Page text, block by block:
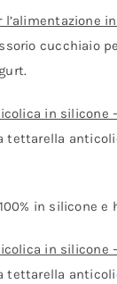
l’alimentazione
cucchiaio
in silicone
tettarella
in silicone
in silicone
tettarella